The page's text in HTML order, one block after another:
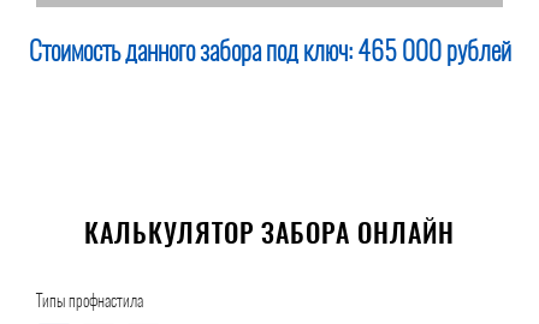
Стоимость данного забора под ключ: 465 000 рублей
КАЛЬКУЛЯТОР ЗАБОРА ОНЛАЙН
Типы профнастила